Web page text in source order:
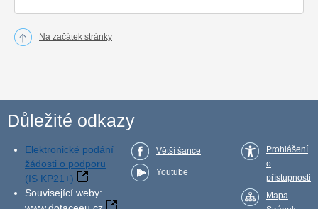
Na začátek stránky
Důležité odkazy
Elektronické podání
žádosti o podporu
(IS KP21+)
Související weby:
Větší šance
Youtube
Prohlášení
o
přístupnosti
Mapa